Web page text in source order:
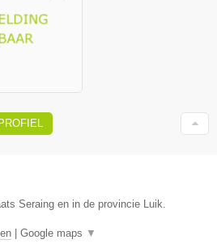
Seraing en in de provincie Luik.
Google maps ▼